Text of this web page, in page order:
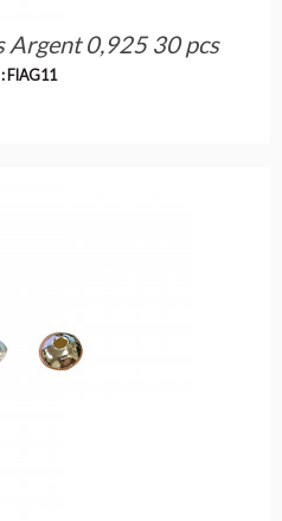
Argent 0,925 30 pcs
FIAG11